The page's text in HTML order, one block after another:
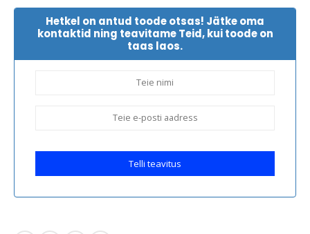
Hetkel on antud toode otsas! Jätke oma
kontaktid ning teavitame Teid, kui toode on
taas laos.
Telli teavitus